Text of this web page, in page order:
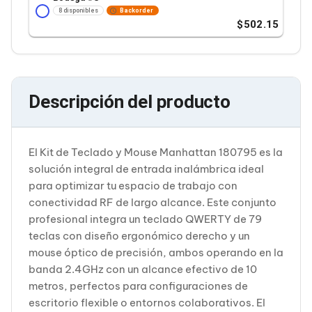
Soportes para Monitores
Filtros de Privacidad para Monitores
Accesorios para Estaciones de Trabajo
Memorias RAM y Flash
Memorias RAM para PC
Memorias RAM para Servidores
Memorias RAM para Laptop
Lectores de Memoria
Memorias Flash
Componentes
Tarjetas de Expansión
Tarjetas PCI Express
Tarjetas de Sonido
Tarjetas PCI
Procesadores
Procesadores para PC
Enfriamiento y Ventilación
Disipadores para CPU
Pasta Térmica
8 disponibles Backorder
502.15
Descripción del producto
El Kit de Teclado y Mouse Manhattan 180795 es la
solución integral de entrada inalámbrica ideal
para optimizar tu espacio de trabajo con
conectividad RF de largo alcance. Este conjunto
profesional integra un teclado QWERTY de 79
teclas con diseño ergonómico derecho y un
mouse óptico de precisión, ambos operando en la
banda 2.4GHz con un alcance efectivo de 10
metros, perfectos para configuraciones de
escritorio flexible o entornos colaborativos. El